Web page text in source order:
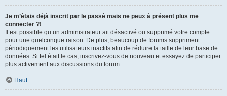
Je m’étais déjà inscrit par le passé mais ne peux à présent plus me
connecter ?!
Il est possible qu’un administrateur ait désactivé ou supprimé votre compte
pour une quelconque raison. De plus, beaucoup de forums suppriment
périodiquement les utilisateurs inactifs afin de réduire la taille de leur base de
données. Si tel était le cas, inscrivez-vous de nouveau et essayez de participer
plus activement aux discussions du forum.
Haut